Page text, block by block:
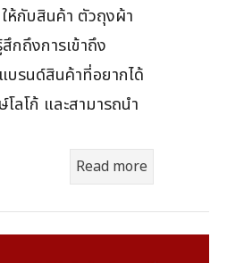
ห้กับสินค้า ตัวถุงผ้า
กถึงการเข้าถึง
บรนด์สินค้าที่อยากได้
ลโก้ และสามารถนำ
Read more